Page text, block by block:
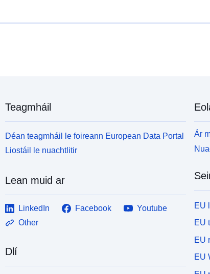
Teagmháil
Déan teagmháil le foireann European Data Portal
Liostáil le nuachtlitir
Lean muid ar
LinkedIn Facebook
Youtube
Other
Dlí
Ár
EU
EU
EU
EU